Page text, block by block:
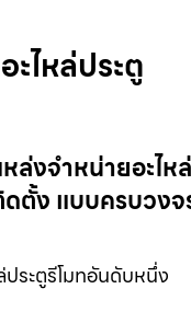
ไหล่ประตู
ล่งจำหน่ายอะไหล่
ดตั้ง แบบครบวงจ
ประตูรีโมทอันดับหนึ่ง